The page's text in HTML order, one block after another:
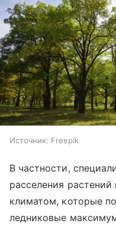
Источник: Freepik
В частности,
расселения
климатом, которые
ледниковые